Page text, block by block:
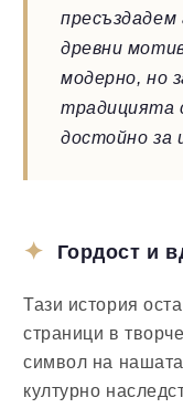
древни
модерно, но
традицията
достойно за
Гордост и
Тази история
страници в
символ на
културно